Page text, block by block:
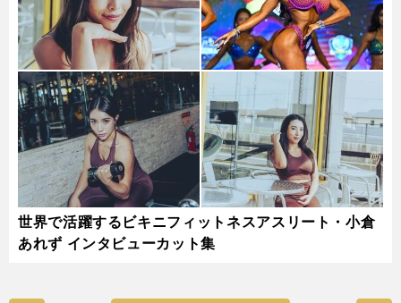
世界で活躍するビキニフィットネスアスリート・小倉
あれず インタビューカット集